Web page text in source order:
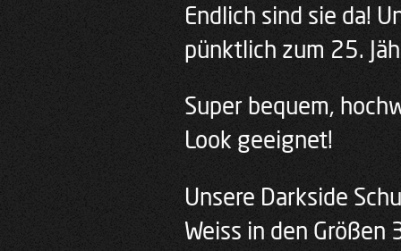
Endlich sind sie da!
pünktlich zum 25.
Super bequem,
Look geeignet!
Unsere Darkside
Weiss in den Größen